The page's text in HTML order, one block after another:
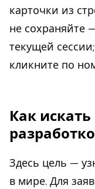
карточки из
не сохраняйте
текущей
кликните по
Как
Здесь цель —
в мире. Для